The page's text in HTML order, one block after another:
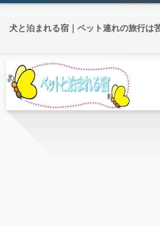
犬と泊まれる宿｜ペット連れの旅行は